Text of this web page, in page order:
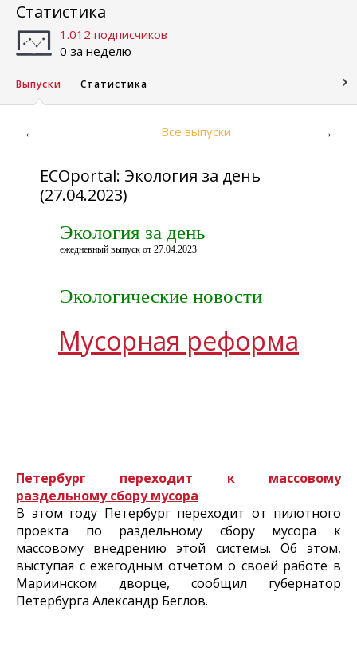
Статистика
1.012 подписчиков
0 за неделю
Выпуски Статистика
← Все выпуски →
ECOportal: Экология за день
(27.04.2023)
Экология за день
ежедневный выпуск от 27.04.2023
Экологические новости
Мусорная реформа
Петербург переходит к массовому
раздельному сбору мусора
В этом году Петербург переходит от пилотного
проекта по раздельному сбору мусора к
массовому внедрению этой системы. Об этом,
выступая с ежегодным отчетом о своей работе в
Мариинском дворце, сообщил губернатор
Петербурга Александр Беглов.